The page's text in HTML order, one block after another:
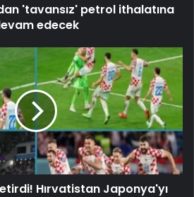
'tavansız' petrol ithalatına
edecek
Hırvatistan Japonya'yı